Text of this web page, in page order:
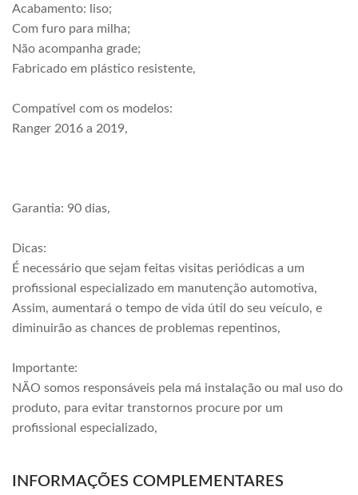
Acabamento: liso;
Com furo para milha;
Não acompanha grade;
Fabricado em plástico resistente,
Compatível com os modelos:
Ranger 2016 a 2019,
Garantia: 90 dias,
Dicas:
É necessário que sejam feitas visitas periódicas a um
profissional especializado em manutenção automotiva,
Assim, aumentará o tempo de vida útil do seu veículo, e
diminuirão as chances de problemas repentinos,
Importante:
NÃO somos responsáveis pela má instalação ou mal uso do
produto, para evitar transtornos procure por um
profissional especializado,
INFORMAÇÕES COMPLEMENTARES